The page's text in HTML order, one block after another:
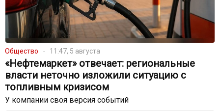
Общество 11:47, 5 августа
«Нефтемаркет» отвечает: региональные
власти неточно изложили ситуацию с
топливным кризисом
У компании своя версия событий